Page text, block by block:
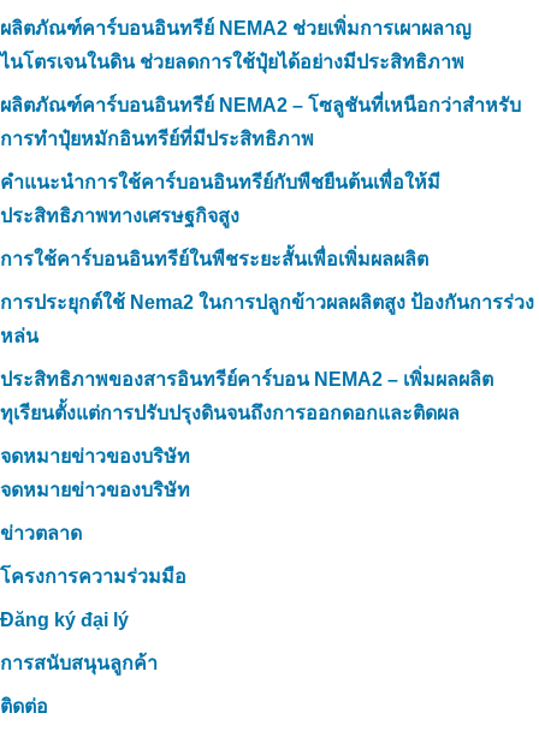
ผลิตภัณฑ์คาร์บอนอินทรีย์ NEMA2 ช่วยเพิ่มการเผาผลาญ
ไนโตรเจนในดิน ช่วยลดการใช้ปุ๋ยได้อย่างมีประสิทธิภาพ
ผลิตภัณฑ์คาร์บอนอินทรีย์ NEMA2 – โซลูชันที่เหนือกว่าสำหรับ
การทำปุ๋ยหมักอินทรีย์ที่มีประสิทธิภาพ
คำแนะนำการใช้คาร์บอนอินทรีย์กับพืชยืนต้นเพื่อให้มี
ประสิทธิภาพทางเศรษฐกิจสูง
การใช้คาร์บอนอินทรีย์ในพืชระยะสั้นเพื่อเพิ่มผลผลิต
การประยุกต์ใช้ Nema2 ในการปลูกข้าวผลผลิตสูง ป้องกันการร่วง
หล่น
ประสิทธิภาพของสารอินทรีย์คาร์บอน NEMA2 – เพิ่มผลผลิต
ทุเรียนตั้งแต่การปรับปรุงดินจนถึงการออกดอกและติดผล
จดหมายข่าวของบริษัท
จดหมายข่าวของบริษัท
ข่าวตลาด
โครงการความร่วมมือ
Đăng ký đại lý
การสนับสนุนลูกค้า
ติดต่อ